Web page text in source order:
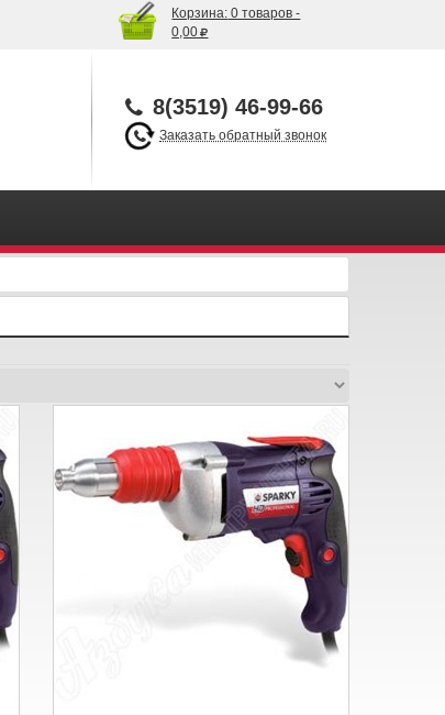
Корзина: 0 товаров -
0,00
8(3519) 46-99-66
Заказать обратный звонок